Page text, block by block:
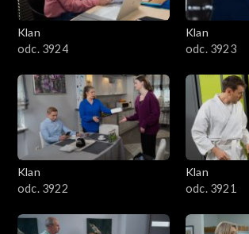
Klan
odc. 3924
Klan
odc. 3923
Klan
odc. 3922
Klan
odc. 3921